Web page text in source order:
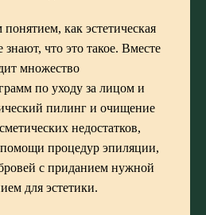
как эстетическая
знают, что это такое. Вместе
множество
по уходу за лицом и
пилинг и очищение
недостатков,
процедур эпиляции,
с приданием нужной
для эстетики.